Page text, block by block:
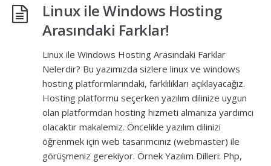
Linux ile Windows Hosting
Arasındaki Farklar!
Linux ile Windows Hosting Arasındaki Farklar
Nelerdir? Bu yazımızda sizlere linux ve windows
hosting platformlarındaki, farklılıkları açıklayacağız.
Hosting platformu seçerken yazılım dilinize uygun
olan platformdan hosting hizmeti almanıza yardımcı
olacaktır makalemiz. Öncelikle yazılım dilinizi
öğrenmek için web tasarımcınız (webmaster) ile
görüşmeniz gerekiyor. Örnek Yazılım Dilleri: Php,